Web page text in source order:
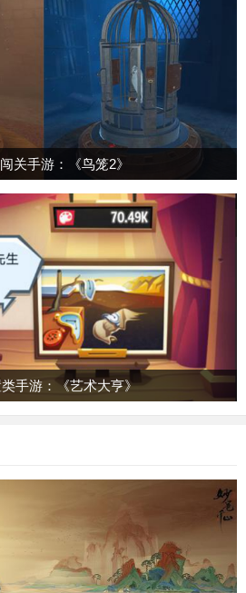
关手游：《鸟笼2》
手游：《艺术大亨》